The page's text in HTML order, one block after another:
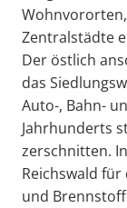
Wohnvororten,
Zentralstädte
Der östlich
das
Auto-, Bahn-
Jahrhunderts
zerschnitten.
Reichswald
und